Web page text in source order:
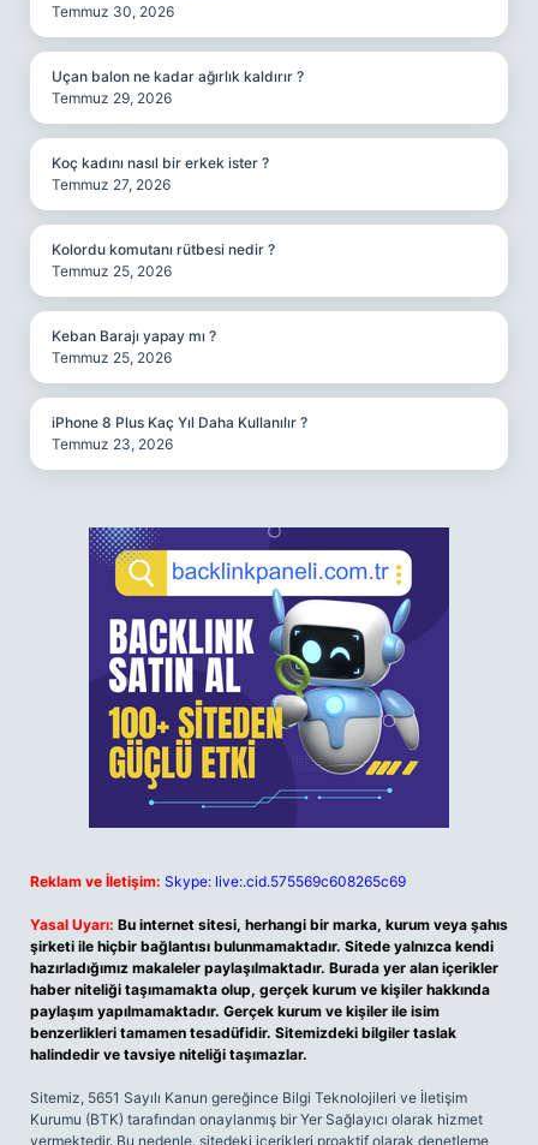
Temmuz 30, 2026
Uçan balon ne kadar ağırlık kaldırır ?
Temmuz 29, 2026
Koç kadını nasıl bir erkek ister ?
Temmuz 27, 2026
Kolordu komutanı rütbesi nedir ?
Temmuz 25, 2026
Keban Barajı yapay mı ?
Temmuz 25, 2026
iPhone 8 Plus Kaç Yıl Daha Kullanılır ?
Temmuz 23, 2026
Reklam ve İletişim: Skype: live:.cid.575569c608265c69
Yasal Uyarı: Bu internet sitesi, herhangi bir marka, kurum veya şahıs
şirketi ile hiçbir bağlantısı bulunmamaktadır. Sitede yalnızca kendi
hazırladığımız makaleler paylaşılmaktadır. Burada yer alan içerikler
haber niteliği taşımamakta olup, gerçek kurum ve kişiler hakkında
paylaşım yapılmamaktadır. Gerçek kurum ve kişiler ile isim
benzerlikleri tamamen tesadüfidir. Sitemizdeki bilgiler taslak
halindedir ve tavsiye niteliği taşımazlar.
Sitemiz, 5651 Sayılı Kanun gereğince Bilgi Teknolojileri ve İletişim
Kurumu (BTK) tarafından onaylanmış bir Yer Sağlayıcı olarak hizmet
vermektedir. Bu nedenle, sitedeki içerikleri proaktif olarak denetleme